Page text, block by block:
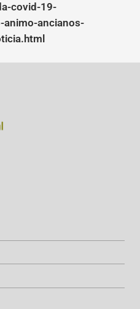
covid-19-
animo-ancianos-